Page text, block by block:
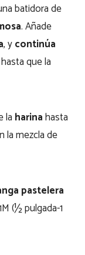
batidora de
. Añade
, ycontinúa
hasta que la
la harinahasta
la mezcla de
pastelera
(½ pulgada-1